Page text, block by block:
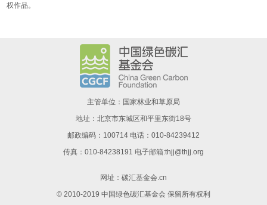
权作品。
主管单位：国家林业和草原局
地址：北京市东城区和平里东街18号
邮政编码：100714 电话：010-84239412
传真：010-84238191 电子邮箱:thjj@thjj.org
网址： 碳汇基金会.cn
© 2010-2019 中国绿色碳汇基金会 保留所有权利